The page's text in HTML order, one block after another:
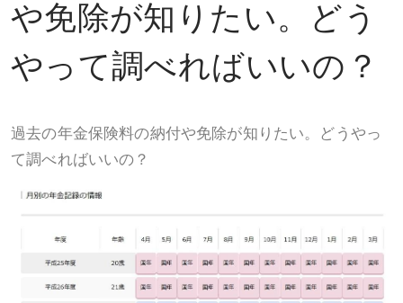
や免除が知りたい。どう
やって調べればいいの？
過去の年金保険料の納付や免除が知りたい。どうやっ
て調べればいいの？